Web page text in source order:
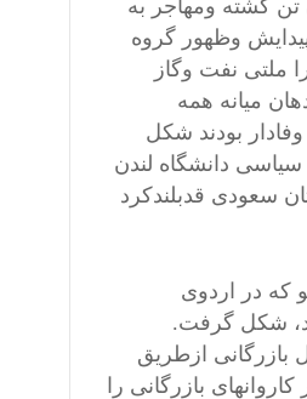
کشته ومهاجر به
وظهور گروه
ملتی نفت وگاز
میانه همه
بودند شکل
دانشگاه لندن
سعودی قدبلندکرد
که در اردوی
شکل گرفت.
بازرگانی ازطریق
بازرگانی را